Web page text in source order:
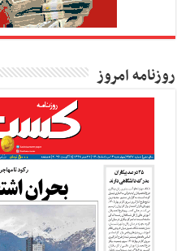
روزنامه امروز